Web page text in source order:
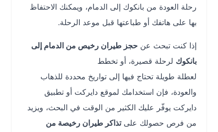
رحلة العودة من بانكوك إلى الدمام، ويمكنك الاحتفاظ
بها على هاتفك أو طباعتها قبل موعد الرحلة.
إذا كنت تبحث عنحجز طيران رخيص من الدمام إلى
بانكوكلرحلة قصيرة، أو تخطط
لعطلة طويلة تحتاج فيها إلى تواريخ محددة للذهاب
والعودة، فإن استخدامك لموقع دايركت أو تطبيق
دايركت يوفّر عليك الكثير من الوقت في البحث، ويزيد
من فرص حصولك علىتذاكر طيران رخيصة من